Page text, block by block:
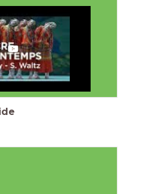
muziek